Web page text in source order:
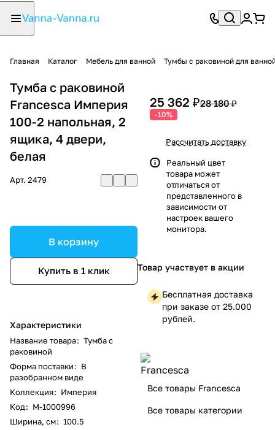
Главная Каталог Мебель для ванной Тумбы с раковиной для
Тумба с раковиной
Francesca Империя
100-2 напольная, 2
ящика, 4 двери,
белая
Арт. 2479
В корзину
Купить в 1 клик
Характеристики
Название товара: Тумба с
раковиной
Форма поставки: В
разобранном виде
Коллекция: Империя
Код: M-1000996
Ширина, см: 100.5
25 362 ₽28 180 ₽
-10%
Рассчитать доставку
Реальный цвет
товара может
отличаться от
представленного в
зависимости от
настроек вашего
монитора.
Товар участвует в акции
Бесплатная доставка
при заказе от 25.000
рублей.
Все товары Francesca
Все товары категории